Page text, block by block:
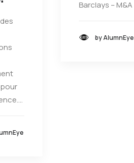
Barclays – M&A
by AlumnEye